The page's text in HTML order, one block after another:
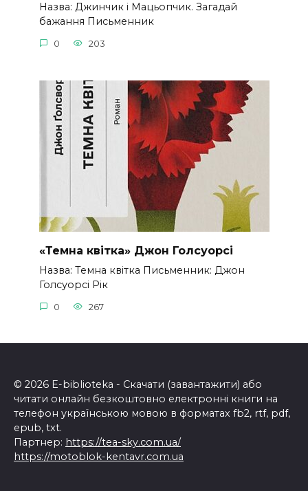
Назва: Джинчик і Мацьопчик. Загадай
бажання Письменник
0 203
«Темна квітка» Джон Голсуорсі
Назва: Темна квітка Письменник: Джон
Голсуорсі Рік
0 267
© 2026 E-biblioteka - Скачати (завантажити) або
читати онлайн безкоштовно електронні книги на
телефон українською мовою в форматах fb2, rtf, pdf,
epub, txt.
Партнер: https://tea-sky.com.ua/
https://motoblok-kentavr.com.ua